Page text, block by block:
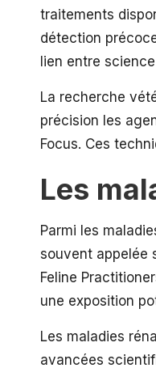
traitements
détection
lien entre
La recherche
précision les
Focus. Ces
Les
Parmi les
souvent appelée
Feline
une exposition
Les maladies
avancées